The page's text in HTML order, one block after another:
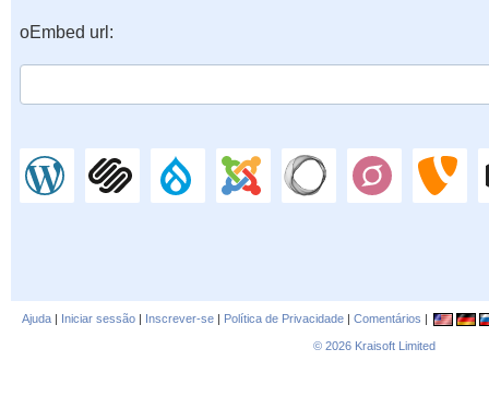
oEmbed url:
Ajuda | Iniciar sessão | Inscrever-se | Política de Privacidade | Comentários |
© 2026 Kraisoft Limited